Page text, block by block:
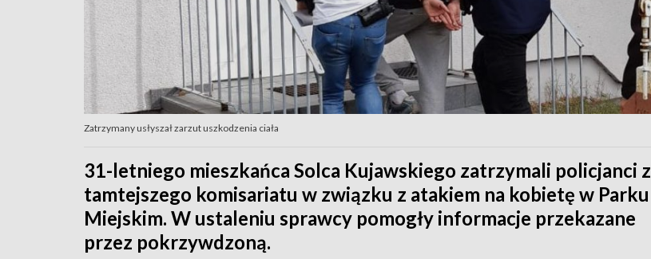
Zatrzymany usłyszał zarzut uszkodzenia ciała
31-letniego mieszkańca Solca Kujawskiego zatrzymali policjanci z
tamtejszego komisariatu w związku z atakiem na kobietę w Parku
Miejskim. W ustaleniu sprawcy pomogły informacje przekazane
przez pokrzywdzoną.